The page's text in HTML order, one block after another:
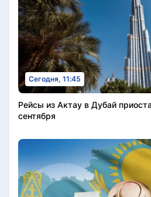
Сегодня, 11:45
Рейсы из Актау в Дубай
сентября